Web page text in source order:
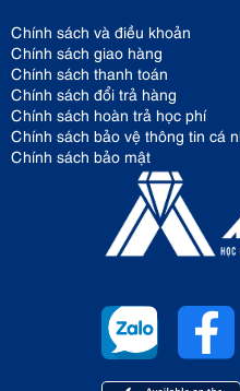
Chính sách và điều khoản
Chính sách giao hàng
Chính sách thanh toán
Chính sách đổi trả hàng
Chính sách hoàn trả học phí
Chính sách bảo vệ thông tin cá
Chính sách bảo mật